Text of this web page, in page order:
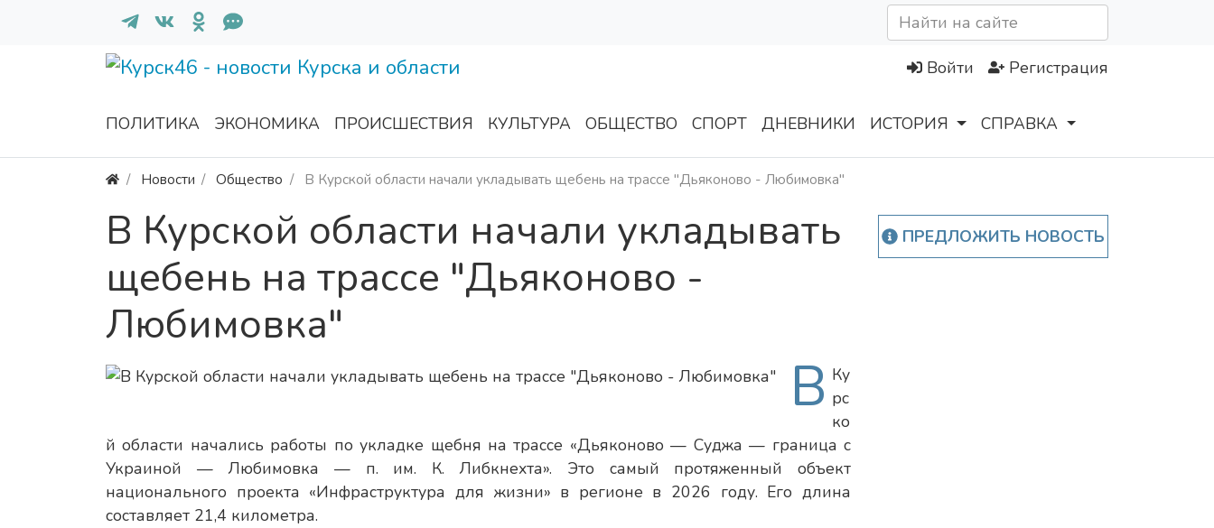
Войти Регистрация
ПОЛИТИКА ЭКОНОМИКА ПРОИСШЕСТВИЯ КУЛЬТУРА ОБЩЕСТВО СПОРТ ДНЕВНИКИ ИСТОРИЯ СПРАВКА
Новости Общество В Курской области начали укладывать щебень на трассе "Дьяконово - Любимовка"
В Курской области начали укладывать
щебень на трассе "Дьяконово -
Любимовка"
В Ку
рс
ко
й области начались работы по укладке щебня на трассе «Дьяконово — Суджа — граница с
Украиной — Любимовка — п. им. К. Либкнехта». Это самый протяженный объект
национального проекта «Инфраструктура для жизни» в регионе в 2026 году. Его длина
составляет 21,4 километра.
ПРЕДЛОЖИТЬ НОВОСТЬ